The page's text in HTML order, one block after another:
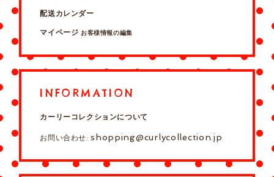
配送カレンダー
マイページ お客様情報の編集
INFORMATION
カーリーコレクションについて
お問い合わせ:shopping@curlycollection.jp